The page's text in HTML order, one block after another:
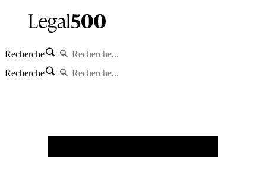
Recherche
Recherche